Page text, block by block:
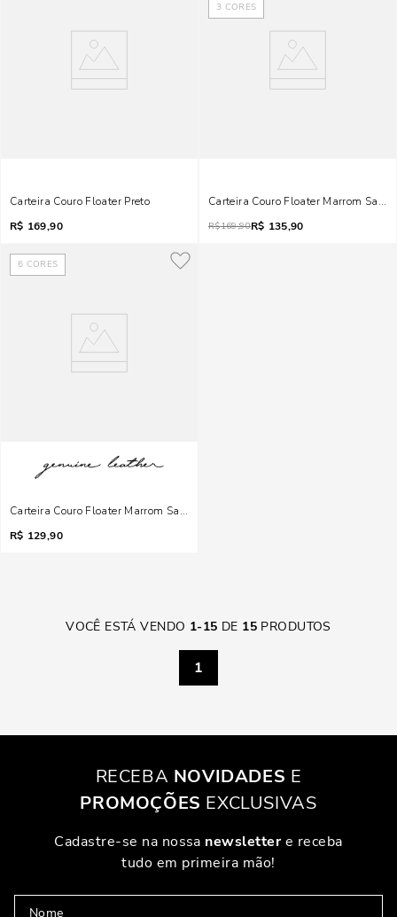
Carteira Couro Floater Preto
R$ 169,90
3 CORES
Carteira Couro Floater Marrom Safari
R$169,90R$ 135,90
6 CORES
Carteira Couro Floater Marrom Safari
R$ 129,90
VOCÊ ESTÁ VENDO 1-15 DE 15 PRODUTOS
1
RECEBA NOVIDADES E
PROMOÇÕES EXCLUSIVAS
Cadastre-se na nossa newslettere receba
tudo em primeira mão!